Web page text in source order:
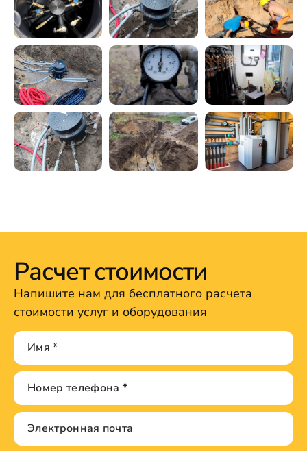
Расчет стоимости
Напишите нам для бесплатного расчета
стоимости услуг и оборудования